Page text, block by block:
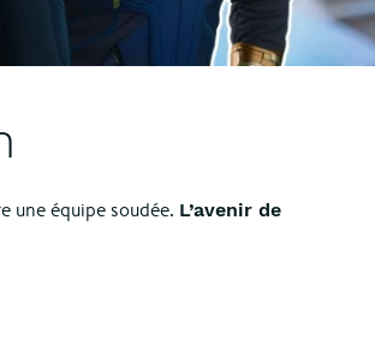
une équipe soudée. L’avenir de